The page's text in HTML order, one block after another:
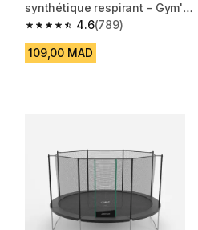
synthétique respirant - Gym'y
bleu marine
4.6
4.6 out of 5 stars from 789
(789)
109,00 MAD